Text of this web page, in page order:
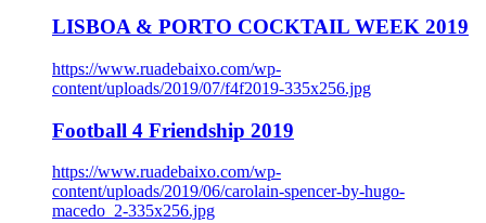
LISBOA & PORTO COCKTAIL WEEK 2019
https://www.ruadebaixo.com/wp-
content/uploads/2019/07/f4f2019-335x256.jpg
Football 4 Friendship 2019
https://www.ruadebaixo.com/wp-
content/uploads/2019/06/carolain-spencer-by-hugo-
macedo_2-335x256.jpg